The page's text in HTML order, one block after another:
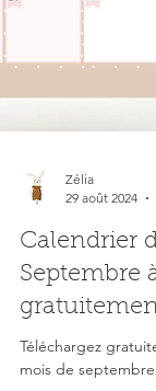
Zélia
29 août 2024